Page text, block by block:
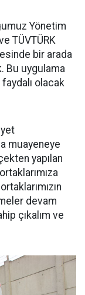
Yönetim
TÜVTÜRK
bir arada
Bu uygulama
faydalı olacak
muayeneye
yapılan
devam
çıkalım ve